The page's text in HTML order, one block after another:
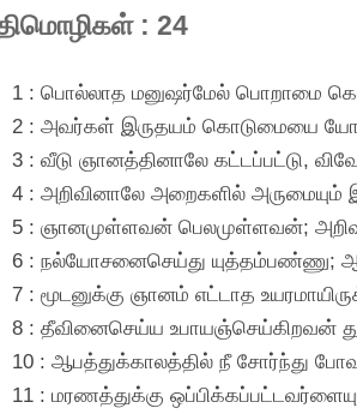
: 24
1 : பொல்லாத மனுஷர்மேல் பொறாமை
2 : அவர்கள் இருதயம் கொடுமையை
3 : வீடு ஞானத்தினாலே கட்டப்பட்டு,
4 : அறிவினாலே அறைகளில் அருமையும்
5 : ஞானமுள்ளவன் பெலமுள்ளவன்;
6 : நல்யோசனைசெய்து யுத்தம்பண்ணு;
7 : மூடனுக்கு ஞானம் எட்டாத
8 : தீவினைசெய்ய உபாயஞ்செய்கிறவன்
10 : ஆபத்துக்காலத்தில் நீ சோர்ந்து
11 : மரணத்துக்கு